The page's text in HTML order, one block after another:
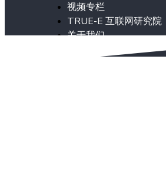
视频专栏
TRUE-E 互联网研究院
关于我们